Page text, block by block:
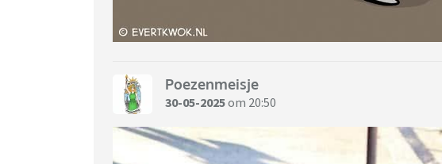
Poezenmeisje
30-05-2025om 20:50